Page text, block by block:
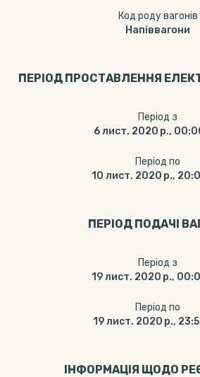
Код роду вагонів
Напіввагони
ПЕРІОД ПРОСТАВЛЕННЯ
Період з
6 лист. 2020 р.,
Період по
10 лист. 2020 р.,
ПЕРІОД ПОДАЧІ
Період з
19 лист. 2020 р.,
Період по
19 лист. 2020 р.,
ІНФОРМАЦІЯ ЩОДО